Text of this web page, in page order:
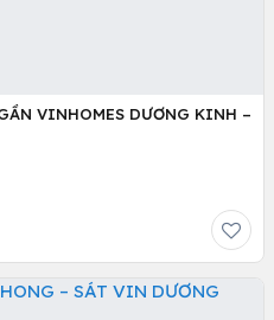
VINHOMES DƯƠNG KINH –